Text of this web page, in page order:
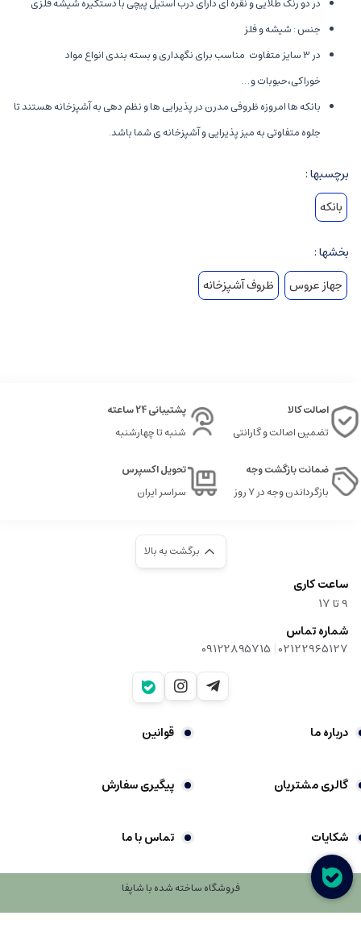
جنس : شیشه و فلز
در 3 سایز متفاوت مناسب برای نگهداری و بسته بندی انواع مواد
خوراکی،حبوبات و …
بانکه ها امروزه ظروفی مدرن در پذیرایی ها و نظم دهی به آشپزخانه هستند تا
جلوه متفاوتی به میز پذیرایی و آشپزخانه ی شما باشد.
برچسبها :
بانکه
بخشها :
جهاز عروس
ظروف آشپزخانه
اصالت کالا
تضمین اصالت و گارانتی
پشتیبانی 24 ساعته
شنبه تا چهارشنبه
ضمانت بازگشت وجه
بازگرداندن وجه در ۷ روز
تحویل اکسپرس
سراسر ایران
برگشت به بالا
ساعت کاری
9‌ تا ۱۷
شماره تماس
02122965127
|
09122895715
درباره ما قوانین
گالری مشتریان پیگیری سفارش
شکایات تماس با ما
فروشگاه ساخته شده با شاپفا